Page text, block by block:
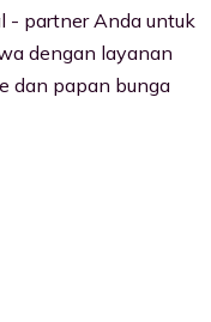
- partner Anda untuk
dengan layanan
dan papan bunga